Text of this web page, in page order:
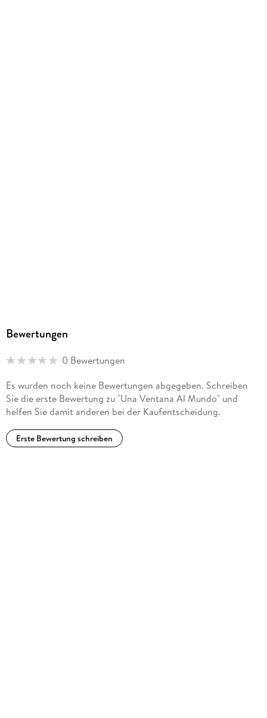
Bewertungen
0 Bewertungen
Es wurden noch keine Bewertungen abgegeben. Schreiben
Sie die erste Bewertung zu "Una Ventana Al Mundo" und
helfen Sie damit anderen bei der Kaufentscheidung.
Erste Bewertung schreiben